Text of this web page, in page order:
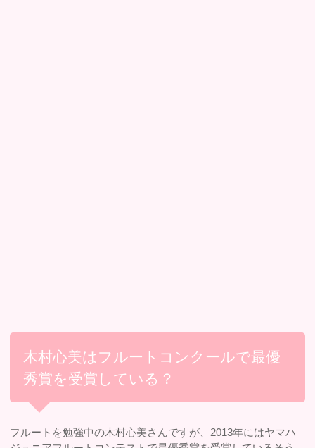
木村心美はフルートコンクールで最優
秀賞を受賞している？
フルートを勉強中の木村心美さんですが、2013年にはヤマハ